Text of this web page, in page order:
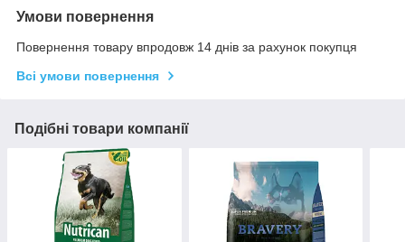
Умови повернення
Повернення товару впродовж 14 днів за рахунок покупця
Всі умови повернення
Подібні товари компанії